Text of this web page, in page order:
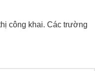
công khai. Các trường